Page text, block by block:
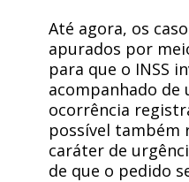
Até agora, os
apurados por
para que o INSS
acompanhado de
ocorrência
possível também
caráter de
de que o pedido